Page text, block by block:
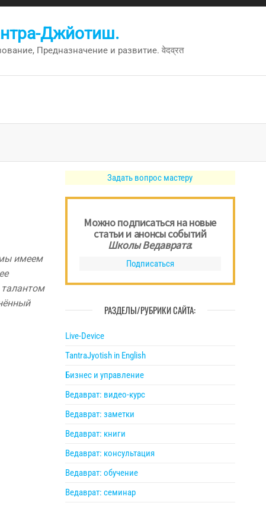
Джйотиш.
Предназначение и развитие. वेदव्रत
имеем
талантом
Задать вопрос мастеру
Можно подписаться на новые
статьи и анонсы событий
Школы Ведаврата:
Подписаться
РАЗДЕЛЫ/РУБРИКИ САЙТА:
Live-Device
TantraJyotish in English
Бизнес и управление
Ведаврат: видео-курс
Ведаврат: заметки
Ведаврат: книги
Ведаврат: консультация
Ведаврат: обучение
Ведаврат: семинар